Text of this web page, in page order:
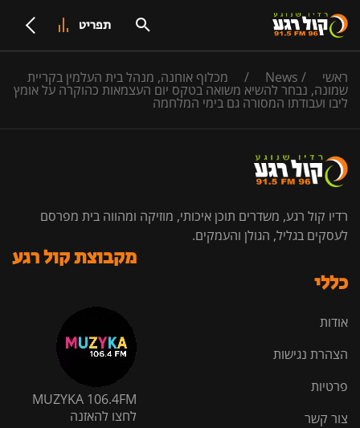
תפריט
ראשי /
News
/ מכלוף אוחנה, מנהל בית העלמין בקריית
שמונה, נבחר להשיא משואה בטקס יום העצמאות כהוקרה על אומץ
ליבו ועבודתו המסורה גם בימי המלחמה
רדיו קול רגע, משדרים תוכן איכותי, מוזיקה ומהווה בית מפרסם
לעסקים בגליל, הגולן והעמקים.
כללי
אודות
הצהרת נגישות
פרטיות
צור קשר
מקבוצת קול רגע
MUZYKA 106.4FM
לחצו להאזנה